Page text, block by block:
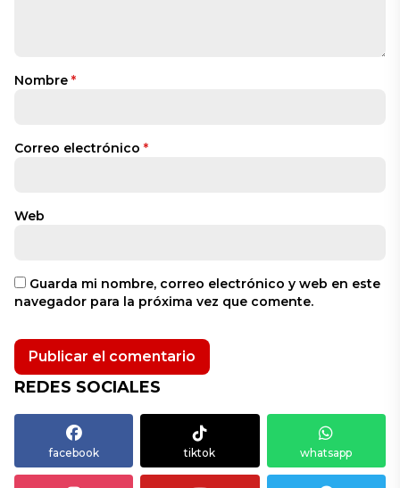
Nombre *
Correo electrónico *
Web
Guarda mi nombre, correo electrónico y web en este
navegador para la próxima vez que comente.
REDES SOCIALES
facebook tiktok whatsapp